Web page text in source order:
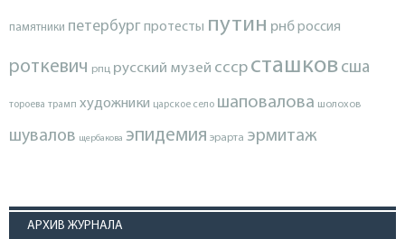
памятники петербургпротесты путин рнброссия
роткевич рпц русский музей ссср сташков сша
тороева трамп художники царское село шаповалова шолохов
шувалов щербакова эпидемия эрарта эрмитаж
АРХИВ ЖУРНАЛА